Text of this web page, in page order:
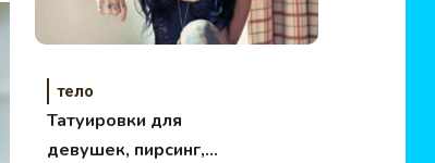
тело
Татуировки для
девушек, пирсинг,